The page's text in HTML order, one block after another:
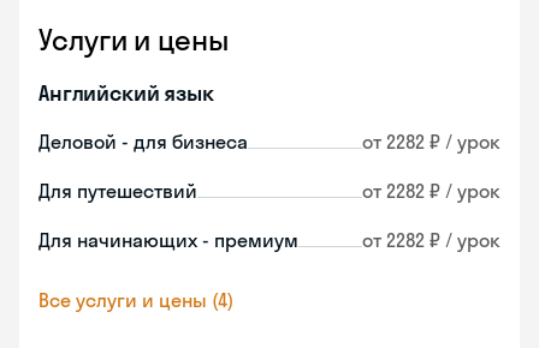
Услуги и цены
Английский язык
Деловой - для бизнеса от 2282 ₽ / урок
Для путешествий от 2282 ₽ / урок
Для начинающих - премиум от 2282 ₽ / урок
Все услуги и цены (4)